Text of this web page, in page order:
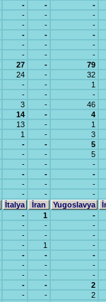
- -
-
- -
-
- -
-
- -
-
- -
-
- -
-
27 -
79
24 -
32
- -
1
- -
-
3 -
46
14 -
4
13 -
1
1 -
3
- -
5
- -
5
- -
-
- -
-
- -
-
- -
-
İtalya İran Yugoslavya
- 1
-
- -
-
- -
-
- 1
-
- -
-
- -
-
- -
-
- -
2
- -
2